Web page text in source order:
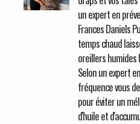
un expert en
Frances Daniels
temps chaud
oreillers
Selon un expert
fréquence vous
pour éviter un
d'huile et